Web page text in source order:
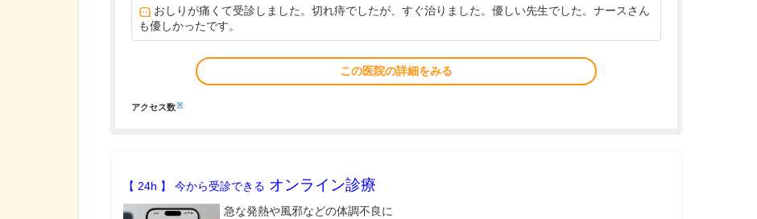
おしりが痛くて受診しました。切れ痔でしたが、すぐ治りました。優しい先生でした。ナースさん
も優しかったです。
この医院の詳細をみる
アクセス数※
【 24h 】 今から受診できる オンライン診療
急な発熱や風邪などの体調不良に